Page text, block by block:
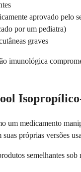
aprovado pelo
por um pediatra)
graves
imunológica
um medicamento
próprias versões
semelhantes